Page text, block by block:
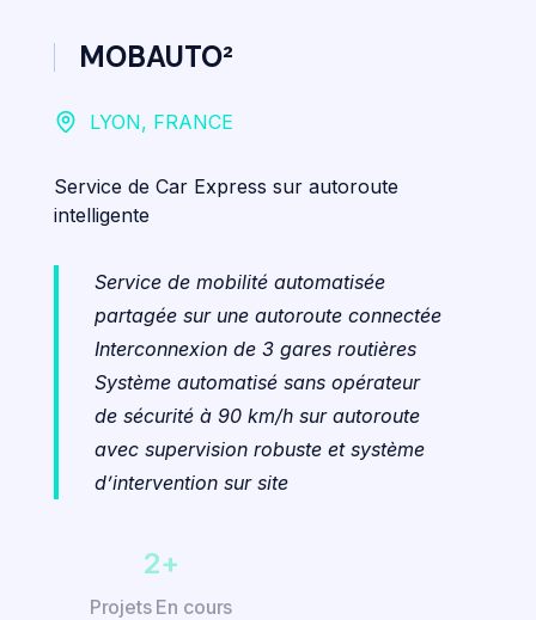
MOBAUTO²
LYON, FRANCE
Service de Car Express sur autoroute
intelligente
Service de mobilité automatisée
partagée sur une autoroute connectée
Interconnexion de 3 gares routières
Système automatisé sans opérateur
de sécurité à 90 km/h sur autoroute
avec supervision robuste et système
d’intervention sur site
Projets En cours
10+